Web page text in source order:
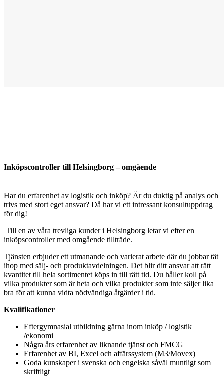
Inköpscontroller till Helsingborg – omgående
Har du erfarenhet av logistik och inköp? Är du duktig på analys och
trivs med stort eget ansvar? Då har vi ett intressant konsultuppdrag
för dig!
Till en av våra trevliga kunder i Helsingborg letar vi efter en
inköpscontroller med omgående tillträde.
Tjänsten erbjuder ett utmanande och varierat arbete där du jobbar tät
ihop med sälj- och produktavdelningen. Det blir ditt ansvar att rätt
kvantitet till hela sortimentet köps in till rätt tid. Du håller koll på
vilka produkter som är heta och vilka produkter som inte säljer lika
bra för att kunna vidta nödvändiga åtgärder i tid.
Kvalifikationer
Eftergymnasial utbildning gärna inom inköp / logistik
/ekonomi
Några års erfarenhet av liknande tjänst och FMCG
Erfarenhet av BI, Excel och affärssystem (M3/Movex)
Goda kunskaper i svenska och engelska såväl muntligt som
skriftligt